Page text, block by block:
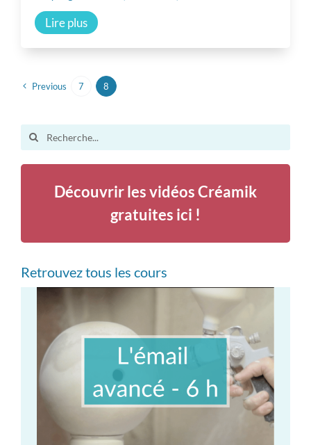
Communauté
Lire plus
Previous 7 8
Search
for:
Découvrir les vidéos Créamik
gratuites ici !
Retrouvez tous les cours